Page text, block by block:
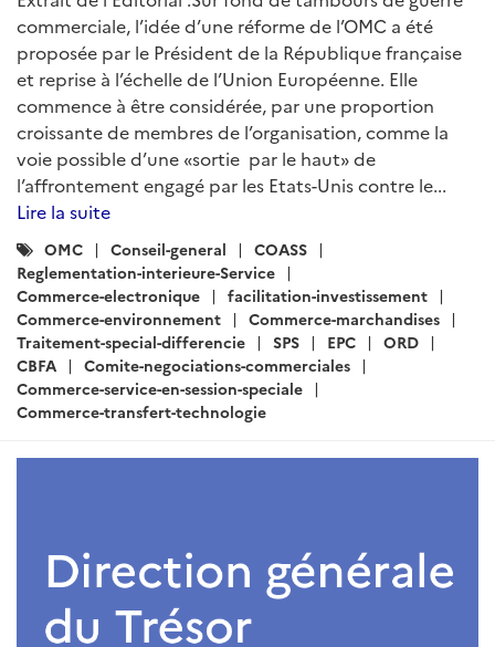
commerciale, l’idée d’une réforme de l’OMC a été
proposée par le Président de la République française
et reprise à l’échelle de l’Union Européenne. Elle
commence à être considérée, par une proportion
croissante de membres de l’organisation, comme la
voie possible d’une «sortie par le haut» de
l’affrontement engagé par les Etats-Unis contre le...
Lire la suite
Catégories
:
OMC Conseil-general
COASS
Reglementation-interieure-Service
Commerce-electronique
facilitation-investissement
Commerce-environnement
Commerce-marchandises
Traitement-special-differencie
SPS EPC
ORD
CBFA
Comite-negociations-commerciales
Commerce-service-en-session-speciale
Commerce-transfert-technologie